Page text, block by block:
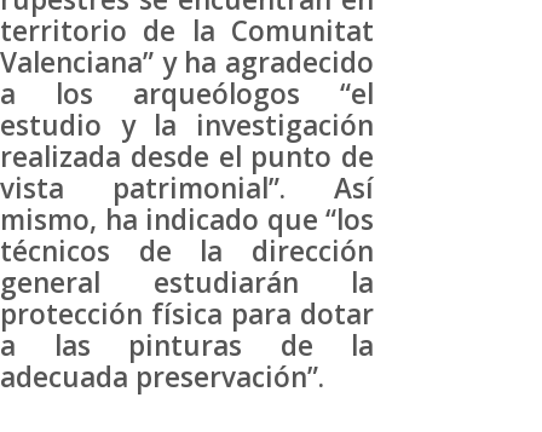
territorio de la Comunitat
Valenciana” y ha agradecido
a los arqueólogos “el
estudio y la investigación
realizada desde el punto de
vista patrimonial”. Así
mismo, ha indicado que “los
técnicos de la dirección
general estudiarán la
protección física para dotar
a las pinturas de la
adecuada preservación”.